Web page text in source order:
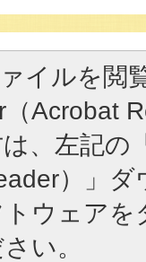
イルを閲
（Acrobat
、左記の
）」
ウェア
い。